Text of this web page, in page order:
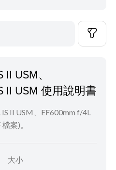
USM、
II USM 使用說明書
II USM、EF600mm f/4L
案)。
大小